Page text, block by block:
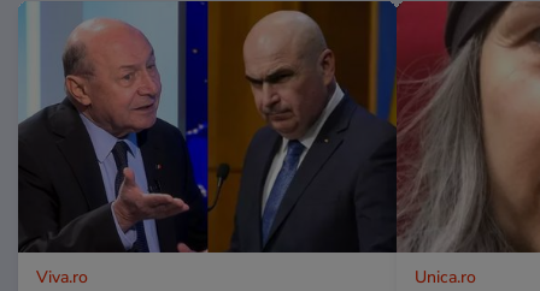
Viva.ro Unica.ro